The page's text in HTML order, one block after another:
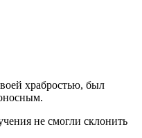
храбростью, был
не смогли склонить